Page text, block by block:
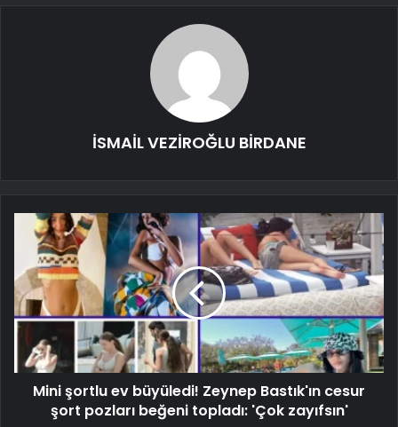
İSMAİL VEZİROĞLU BİRDANE
Mini şortlu ev büyüledi! Zeynep Bastık'ın cesur
şort pozları beğeni topladı: 'Çok zayıfsın'